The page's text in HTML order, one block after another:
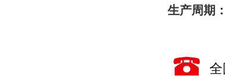
生产周期：